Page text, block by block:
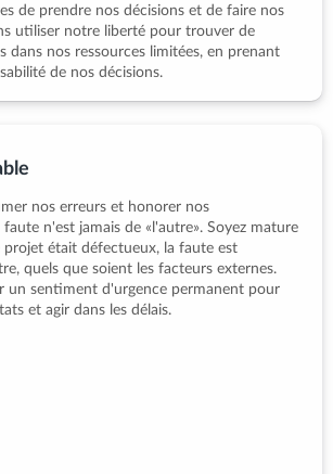
de prendre nos décisions et de faire nos
utiliser notre liberté pour trouver de
dans nos ressources limitées, en prenant
de nos décisions.
nos erreurs et honorer nos
faute n'est jamais de «l'autre». Soyez mature
projet était défectueux, la faute est
quels que soient les facteurs externes.
un sentiment d'urgence permanent pour
et agir dans les délais.